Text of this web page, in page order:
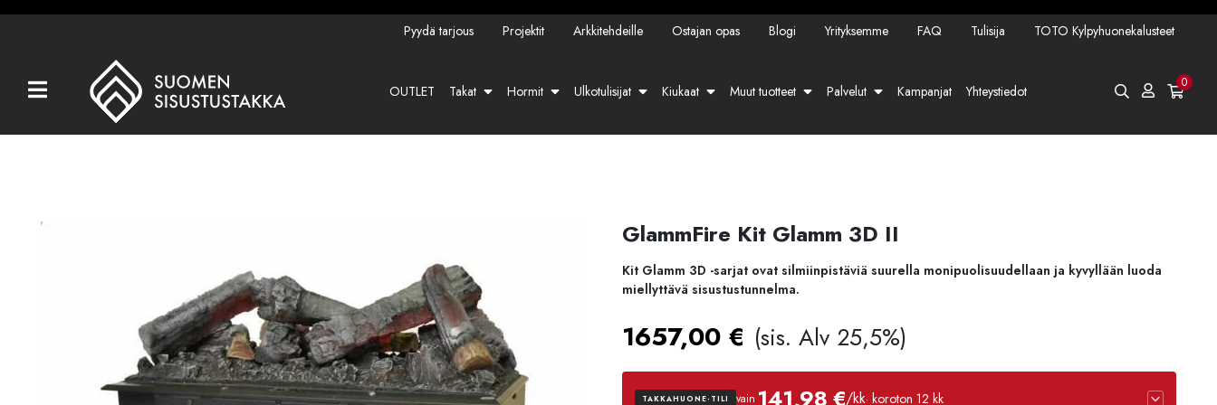
Kaikki tuotteet
Takat
Muut tuotteet
Pyydä tarjous Projektit Arkkitehdeille Ostajan opas Blogi Yrityksemme FAQ Tulisija TOTO Kylpyhuonekalusteet
OUTLET Takat Hormit Ulkotulisijat Kiukaat Muut tuotteet Palvelut Kampanjat Yhteystiedot 0
GlammFire Kit Glamm 3D II
Kit Glamm 3D -sarjat ovat silmiinpistäviä suurella monipuolisuudellaan ja kyvyllään luoda
miellyttävä sisustustunnelma.
1657,00 € (sis. Alv 25,5%)
TAKKAHUONE-TILI vain 141,98 €/kk· koroton 12 kk